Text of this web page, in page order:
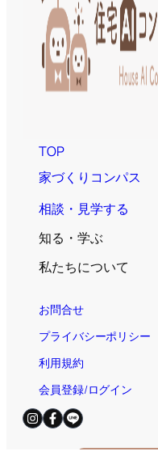
TOP
家づくりコンパス
相談・見学する
知る・学ぶ
私たちについて
お問合せ
プライバシーポリシー
利用規約
会員登録/ログイン